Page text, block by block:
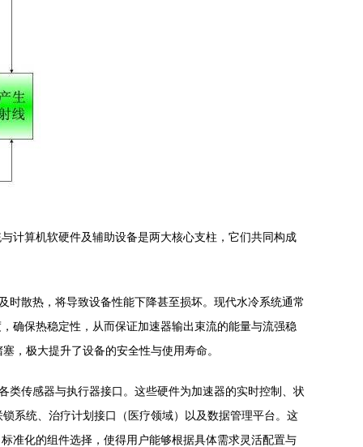
计算机软硬件及辅助设备是两大核心支柱，它们共同构成
时散热，将导致设备性能下降甚至损坏。现代水冷系统通常
确保热稳定性，从而保证加速器输出束流的能量与流强稳
，极大提升了设备的安全性与使用寿命。
类传感器与执行器接口。这些硬件为加速器的实时控制、状
系统、治疗计划接口（医疗领域）以及数据管理平台。这
准化的组件选择，使得用户能够根据具体需求灵活配置与